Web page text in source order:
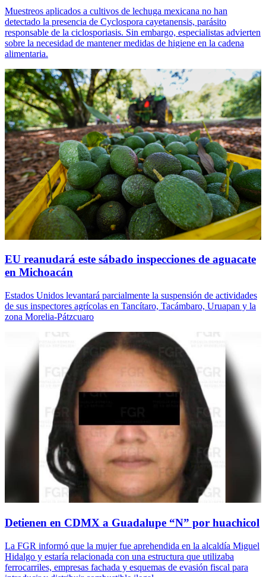
Muestreos aplicados a cultivos de lechuga mexicana no han
detectado la presencia de Cyclospora cayetanensis, parásito
responsable de la ciclosporiasis. Sin embargo, especialistas advierten
sobre la necesidad de mantener medidas de higiene en la cadena
alimentaria.
EU reanudará este sábado inspecciones de aguacate
en Michoacán
Estados Unidos levantará parcialmente la suspensión de actividades
de sus inspectores agrícolas en Tancítaro, Tacámbaro, Uruapan y la
zona Morelia-Pátzcuaro
Detienen en CDMX a Guadalupe “N” por huachicol
La FGR informó que la mujer fue aprehendida en la alcaldía Miguel
Hidalgo y estaría relacionada con una estructura que utilizaba
ferrocarriles, empresas fachada y esquemas de evasión fiscal para